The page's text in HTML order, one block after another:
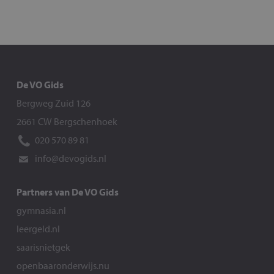
De VO Gids
Bergweg Zuid 126
2661 CW Bergschenhoek
020 570 89 81
info@devogids.nl
Partners van De VO Gids
gymnasia.nl
leergeld.nl
saarisnietgek
openbaaronderwijs.nu